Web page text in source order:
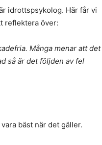
idrottspsykolog. Här får vi
reflektera över:
Många menar att det
så är det följden av fel
bäst när det gäller.